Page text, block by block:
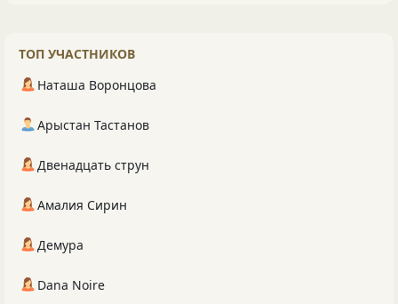
ТОП УЧАСТНИКОВ
Наташа Воронцова
Арыстан Тастанов
Двенадцать струн
Амалия Сирин
Демура
Dana Noire